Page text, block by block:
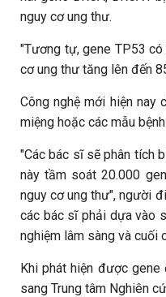
nguy cơ ung thư.
"Tương tự, gene TP53
cơ ung thư tăng lên đến
Công nghệ mới hiện
miệng hoặc các mẫu
"Các bác sĩ sẽ phân tích
này tầm soát 20.000
nguy cơ ung thư", người
các bác sĩ phải dựa vào
nghiệm lâm sàng và cuối
Khi phát hiện được
sang Trung tâm Nghiên